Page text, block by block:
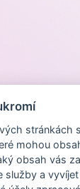
stránkách
mohou
obsah vás
služby a